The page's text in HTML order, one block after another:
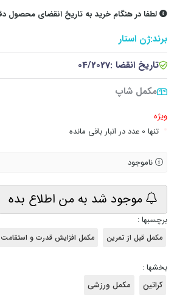
لطفا در هنگام خرید به تاریخ انقضای محصول
برند:ژن استار
تاریخ انقضا :04/2027
مکمل شاپ
ویژه
تنها 0 عدد در انبار باقی مانده
ناموجود
موجود شد به من اطلاع بده
برچسبها :
مکمل قبل از تمرین مکمل افزایش قدرت و استقامت
بخشها :
کراتین
مکمل ورزشی